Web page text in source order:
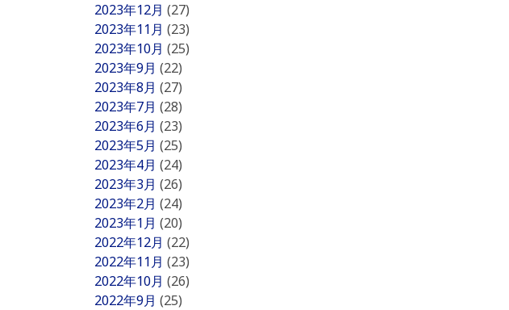
2023年12月 (27)
2023年11月 (23)
2023年10月 (25)
2023年9月 (22)
2023年8月 (27)
2023年7月 (28)
2023年6月 (23)
2023年5月 (25)
2023年4月 (24)
2023年3月 (26)
2023年2月 (24)
2023年1月 (20)
2022年12月 (22)
2022年11月 (23)
2022年10月 (26)
2022年9月 (25)